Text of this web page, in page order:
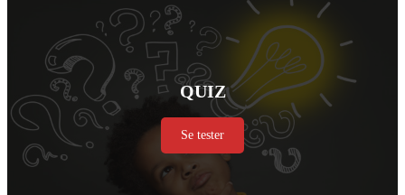
QUIZ
Se tester